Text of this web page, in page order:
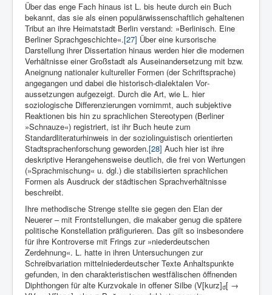
Über das enge Fach hinaus ist L. bis heute durch ein Buch
bekannt, das sie als einen populärwissenschaft­lich gehaltenen
Tribut an ihre Heimatstadt Ber­lin verstand: »Ber­linisch. Eine
Berliner Sprachgeschichte«.[27] Über eine kursorische
Darstellung ihrer Dissertation hinaus werden hier die modernen
Verhältnisse einer Großstadt als Ausein­andersetzung mit bzw.
Aneignung nationaler kultureller Formen (der Schriftsprache)
ange­gangen und dabei die hi­storisch-dialektalen Vor­
aussetzungen aufgezeigt. Durch die Art, wie L. hier
soziologische Differenzie­rungen vornimmt, auch subjek­tive
Reaktionen bis hin zu sprachli­chen Stereotypen (Berliner
»Schnauze«) registriert, ist ihr Buch heute zum
Standardliteratur­hinweis in der soziolinguistisch orien­tierten
Stadtsprachenfor­schung geworden.[28] Auch hier ist ihre
deskriptive Herangehensweise deutlich, die frei von Wertungen
(»Sprachmischung« u. dgl.) die stabilisierten sprachlichen
Formen als Ausdruck der städtischen Sprachverhältnisse
beschreibt.
Ihre methodische Strenge stellte sie gegen den Elan der
Neuerer – mit Frontstellungen, die makaber genug die spätere
politi­sche Konstellation präfigurieren. Das gilt so insbesondere
für ihre Kontroverse mit Frings zur »niederdeutschen
Zerdehnung«. L. hatte in ihren Untersuchungen zur
Schreibvariation mittel­niederdeutscher Texte Anhaltspunkte
gefunden, in den charakteri­stischen westfälischen öffnenden
Diphthongen für alte Kurzvokale in offener Silbe (V[kurz]σ[ →